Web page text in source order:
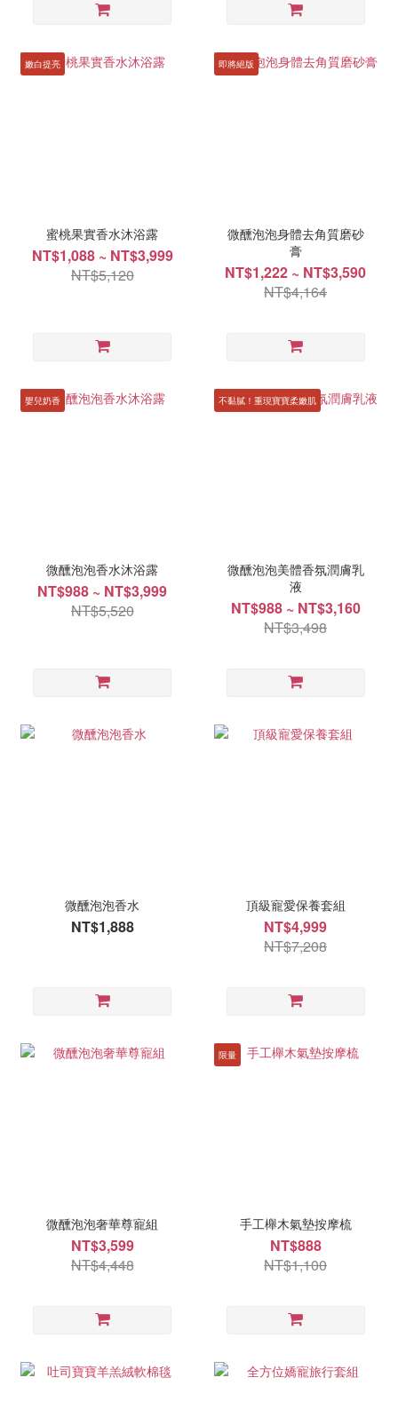
嫩白提亮
蜜桃果實香水沐浴露
NT$1,088 ~ NT$3,999
NT$5,120
即將絕版
微醺泡泡身體去角質磨砂
膏
NT$1,222 ~ NT$3,590
NT$4,164
嬰兒奶香
微醺泡泡香水沐浴露
NT$988 ~ NT$3,999
NT$5,520
不黏膩！重現寶寶柔嫩肌
微醺泡泡美體香氛潤膚乳
液
NT$988 ~ NT$3,160
NT$3,498
微醺泡泡香水
NT$1,888
頂級寵愛保養套組
NT$4,999
NT$7,208
微醺泡泡奢華尊寵組
NT$3,599
NT$4,448
限量
手工櫸木氣墊按摩梳
NT$888
NT$1,100